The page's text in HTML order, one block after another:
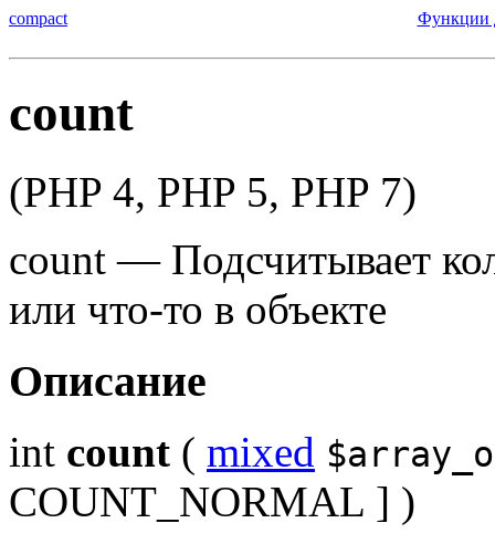
compact Функции
count
(PHP 4, PHP 5, PHP 7)
count — Подсчитывает
или что-то в объекте
Описание
int count ( mixed
COUNT_NORMAL ] )